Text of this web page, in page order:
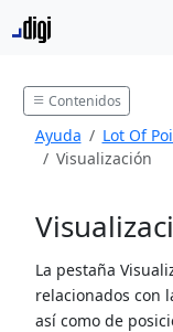
Contenidos
Ayuda Lot Of
Visualización
La pestaña
relacionados con
así como de